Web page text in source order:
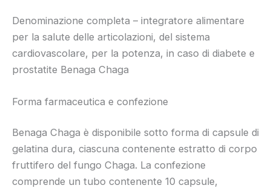
Denominazione completa – integratore alimentare
per la salute delle articolazioni, del sistema
cardiovascolare, per la potenza, in caso di diabete e
prostatite Benaga Chaga
Forma farmaceutica e confezione
Benaga Chaga è disponibile sotto forma di capsule di
gelatina dura, ciascuna contenente estratto di corpo
fruttifero del fungo Chaga. La confezione
comprende un tubo contenente 10 capsule,